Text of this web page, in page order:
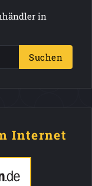
in
Suchen
Internet